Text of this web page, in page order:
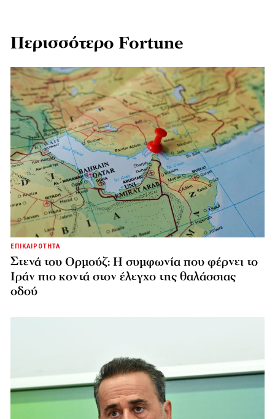
Περισσότερο Fortune
ΕΠΙΚΑΙΡΟΤΗΤΑ
Στενά του Ορμούζ: Η συμφωνία που φέρνει το
Ιράν πιο κοντά στον έλεγχο της θαλάσσιας
οδού